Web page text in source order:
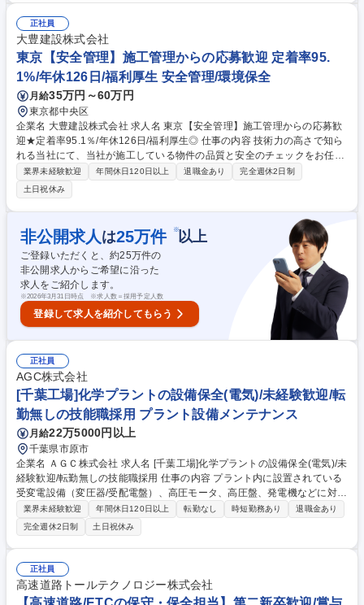
社・事務作業（見積作業や報告書作成など）⇒17:30退社 ※現場により、
作業開始・終了時刻に多少の変動がある場合があります。 【働き方】年休
126日/残業月平均13H/年間平均有給日数11日 募集職種 ★未経験OK★＜
東京＞【緑地メンテナンススタッフ】年休126日/残業月平均15H
正社員
大豊建設株式会社
東京【安全管理】施工管理からの応募歓迎 定着率95.
1%/年休126日/福利厚生 安全管理/環境保全
月給35万円～60万円
東京都中央区
企業名 大豊建設株式会社 求人名 東京【安全管理】施工管理からの応募歓
迎★定着率95.1％/年休126日/福利厚生◎ 仕事の内容 技術力の高さで知ら
れる当社にて、当社が施工している物件の品質と安全のチェックをお任せ
します。（施工部門ではなく、専門部署となります。）安全パトロール以
外は内勤業務がメインとなります。 ■詳細：・安全衛生マネジメントシス
テムの確立、実行・支店に対する安全マネジメントシステムの指導、支
援・労務および安全衛生関係諸法令の研究および指導・災害発生原因の調
査および対策・労務管理に関する業務指導および監督・支店における環境
管理活動に対する指導、支援・環境法規制、環境保全対策に関する調査、
研究および支店に対する指導、教育・廃棄物対策の基本方針の作成、管理
組織の整備 等 募集職種 東京【安全管理】施工管理からの応募歓迎★定着
率95.1％/年休126日/福利厚生◎
業界未経験歓迎 年間休日120日以上 退職金あり
完全週休2日制
土日祝休み
非公開求人 は25万件 ※以上
ご登録いただくと、約25万件の
非公開求人からご希望に沿った
求人をご紹介します。
※2026年3月31日時点 ※求人数＝採用予定人数
登録して求人を紹介してもらう
正社員
AGC株式会社
[千葉工場]化学プラントの設備保全(電気)/未経験歓迎/転
勤無しの技能職採用 プラント設備メンテナンス
月給22万5000円以上
千葉県市原市
企業名 ＡＧＣ株式会社 求人名 [千葉工場]化学プラントの設備保全(電気)/未
経験歓迎/転勤無しの技能職採用 仕事の内容 プラント内に設置されている
受変電設備（変圧器/受配電盤）、高圧モータ、高圧盤、発電機などに対す
る保全・点検業務をお任せします。緊急呼び出しや夜間対応は基本的に
は、ございません。 【詳細】(1)特別高圧/高圧/低圧電気設備の点検・保守
(2)回線、小規模工事に関する対応 (3)中規模工事以上の工事に対し、工
程・品質・安全管理・検収対応の補助 (4)点検パトロール ※上記設備内部
のみの作業に限定され、建物側に影響のある作業は発生しません。 【入社
後フォロー体制】入社後は集合研修やOJTを通じて学んでいただきます。
機器の勉強会など定期的に開催をしており、未経験者でも早期キャッチア
業界未経験歓迎 年間休日120日以上 転勤なし 時短勤務あり
退職金あり
完全週休2日制
土日祝休み
正社員
高速道路トールテクノロジー株式会社